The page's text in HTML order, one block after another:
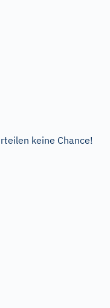
keine Chance!